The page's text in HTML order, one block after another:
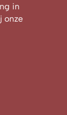
in
onze